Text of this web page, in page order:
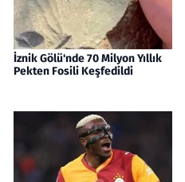
İznik Gölü'nde 70 Milyon Yıllık
Pekten Fosili Keşfedildi